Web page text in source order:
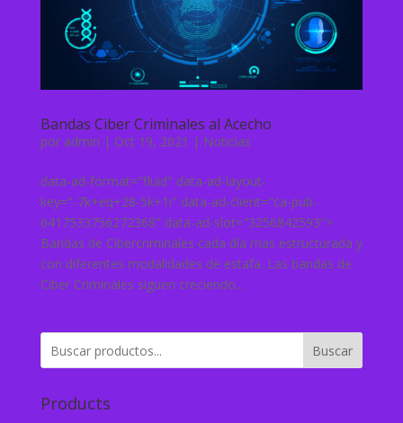
Bandas Ciber Criminales al Acecho
por admin | Oct 19, 2021 | Noticias
data-ad-format="fluid" data-ad-layout-
key="-7k+eq+28-5k+1i" data-ad-client="ca-pub-
6417533756272368" data-ad-slot="3256842593">
Bandas de Cibercriminales cada día mas estructurada y
con diferentes modalidades de estafa. Las bandas de
Ciber Criminales siguen creciendo...
Buscar
Products